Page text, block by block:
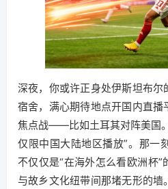
深夜，你或许正身处伊斯坦布
宿舍，满心期待地点开国内直
焦点战——比如土耳其对阵美国
仅限中国大陆地区播放”。那一
不仅仅是“在海外怎么看欧洲杯
与故乡文化纽带间那堵无形的